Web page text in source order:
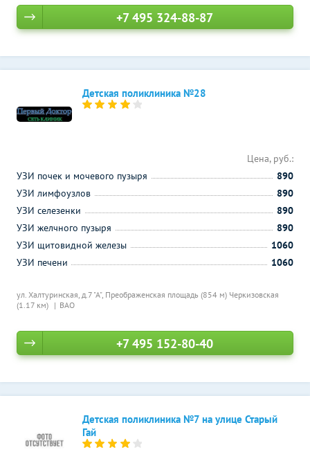
+7 495 324-88-87
Детская поликлиника №28
ул. Халтуринская, д.7 "А", Преображенская площадь (854 м) Черкизовская
(1.17 км)
ВАО
Цена, руб.:
УЗИ почек и мочевого пузыря
890
УЗИ лимфоузлов
890
УЗИ селезенки
890
УЗИ желчного пузыря
890
УЗИ щитовидной железы
1060
УЗИ печени
1060
+7 495 152-80-40
Детская поликлиника №7 на улице Старый
Гай